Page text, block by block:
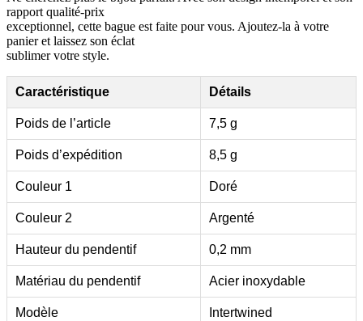
rapport qualité-prix
exceptionnel, cette bague est faite pour vous. Ajoutez-la à votre
panier et laissez son éclat
sublimer votre style.
Caractéristique Détails
Poids de l’article 7,5 g
Poids d’expédition 8,5 g
Couleur 1 Doré
Couleur 2 Argenté
Hauteur du pendentif 0,2 mm
Matériau du pendentif Acier inoxydable
Modèle Intertwined